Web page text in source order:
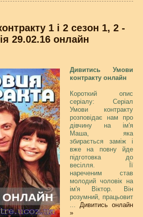
1 і 2 сезон 1, 2 -
29.02.16 онлайн
Дивитись Умови
контракту онлайн
Короткий опис
серіалу: Серіал
Умови контракту
розповідає нам про
дівчину на ім'я
Маша, яка
збирається заміж і
вже на повну йде
підготовка до
весілля. Її
нареченим став
молодий чоловік на
ім'я Віктор. Він
розумний, працьовит
... Дивитись онлайн
»